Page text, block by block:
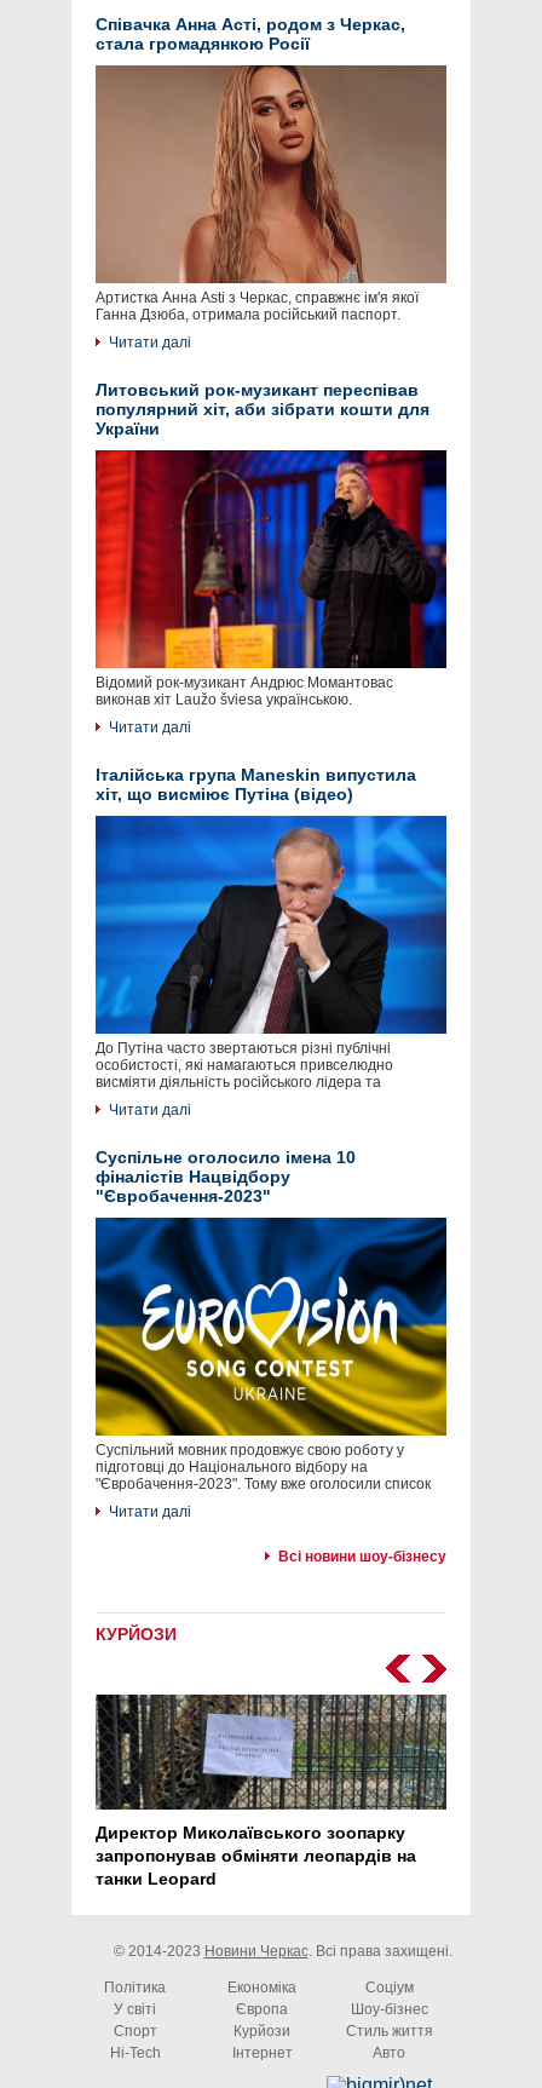
Співачка Анна Асті, родом з Черкас,
стала громадянкою Росії
Артистка Анна Asti з Черкас, справжнє ім'я якої
Ганна Дзюба, отримала російський паспорт.
Читати далі
Литовський рок-музикант переспівав
популярний хіт, аби зібрати кошти для
України
Відомий рок-музикант Андрюс Момантовас
виконав хіт Laužo šviesa українською.
Читати далі
Італійська група Maneskin випустила
хіт, що висміює Путіна (відео)
До Путіна часто звертаються різні публічні
особистості, які намагаються привселюдно
висміяти діяльність російського лідера та
Читати далі
Суспільне оголосило імена 10
фіналістів Нацвідбору
"Євробачення-2023"
Суспільний мовник продовжує свою роботу у
підготовці до Національного відбору на
"Євробачення-2023". Тому вже оголосили список
Читати далі
Всі новини шоу-бізнесу
КУРЙОЗИ
Директор Миколаївського зоопарку
запропонував обміняти леопардів на
танки Leopard
© 2014-2023 Новини Черкас. Всі права захищені.
Політика Економіка
Соціум
У світі
Європа
Шоу-бізнес
Спорт
Курйози
Стиль життя
Hi-Tech
Інтернет Авто